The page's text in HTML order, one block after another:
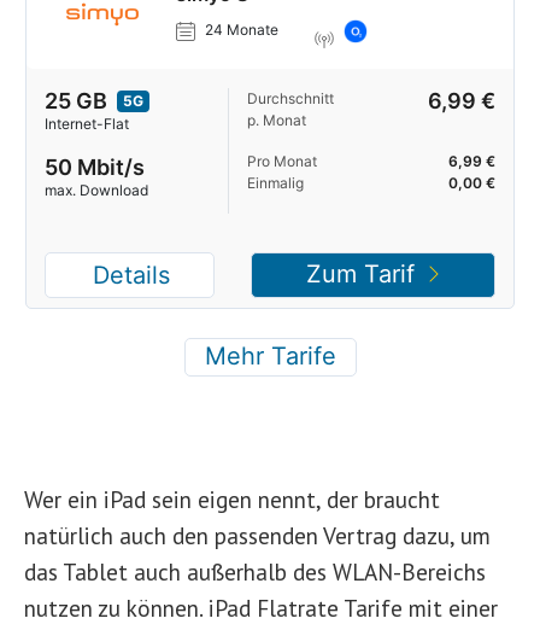
Wer ein iPad sein eigen nennt, der braucht
natürlich auch den passenden Vertrag dazu, um
das Tablet auch außerhalb des WLAN-Bereichs
nutzen zu können. iPad Flatrate Tarife mit einer